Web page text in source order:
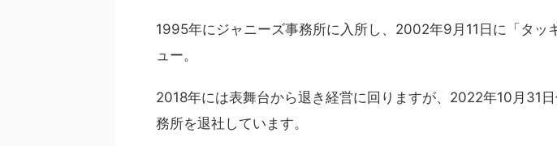
1995年にジャニーズ事務所に入所し、2002年9月11日に「タッ
ュー。
2018年には表舞台から退き経営に回りますが、2022年10月31
務所を退社しています。